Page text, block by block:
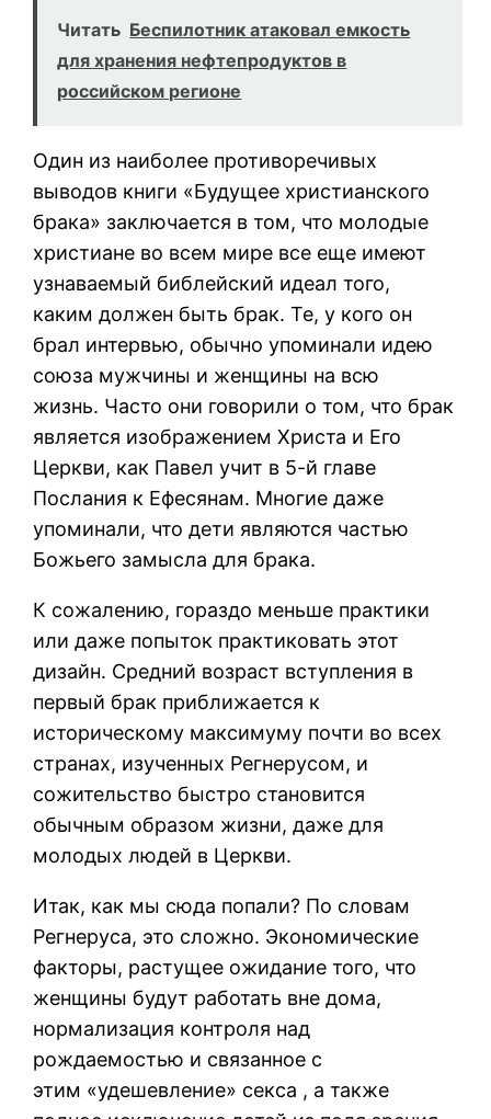
Читать Беспилотник атаковал емкость
для хранения нефтепродуктов в
российском регионе
Один из наиболее противоречивых
выводов книги «Будущее христианского
брака» заключается в том, что молодые
христиане во всем мире все еще имеют
узнаваемый библейский идеал того,
каким должен быть брак. Те, у кого он
брал интервью, обычно упоминали идею
союза мужчины и женщины на всю
жизнь. Часто они говорили о том, что брак
является изображением Христа и Его
Церкви, как Павел учит в 5-й главе
Послания к Ефесянам. Многие даже
упоминали, что дети являются частью
Божьего замысла для брака.
К сожалению, гораздо меньше практики
или даже попыток практиковать этот
дизайн. Средний возраст вступления в
первый брак приближается к
историческому максимуму почти во всех
странах, изученных Регнерусом, и
сожительство быстро становится
обычным образом жизни, даже для
молодых людей в Церкви.
Итак, как мы сюда попали? По словам
Регнеруса, это сложно. Экономические
факторы, растущее ожидание того, что
женщины будут работать вне дома,
нормализация контроля над
рождаемостью и связанное с
этим «удешевление» секса , а также